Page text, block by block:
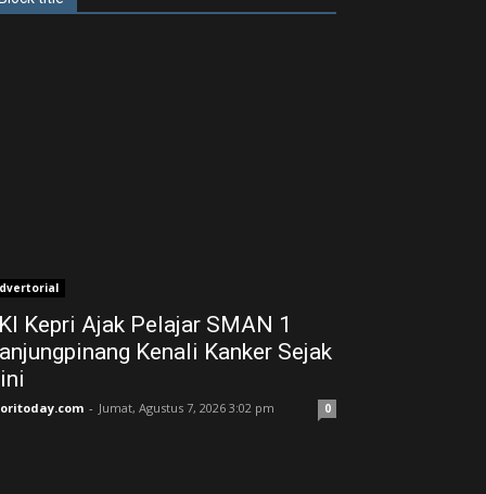
Kepri Ajak Pelajar SMAN 1
Kenali Kanker Sejak
- Jumat, Agustus 7, 2026 3:02 pm 0